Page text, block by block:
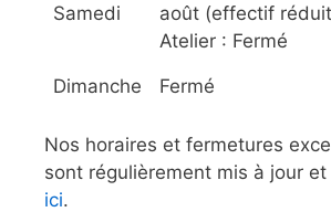
Samedi
août (effectif
Atelier : Fermé
Dimanche Fermé
Nos horaires et fermetures
sont régulièrement mis à jour et
ici.